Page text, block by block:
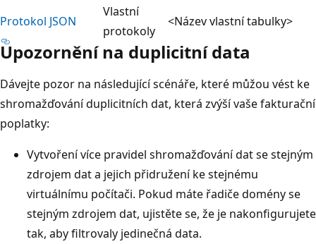
Protokol JSON
Vlastní
protokoly
<Název vlastní tabulky>
Upozornění na duplicitní data
Dávejte pozor na následující scénáře, které můžou vést ke
shromažďování duplicitních dat, která zvýší vaše fakturační
poplatky:
Vytvoření více pravidel shromažďování dat se stejným
zdrojem dat a jejich přidružení ke stejnému
virtuálnímu počítači. Pokud máte řadiče domény se
stejným zdrojem dat, ujistěte se, že je nakonfigurujete
tak, aby filtrovaly jedinečná data.